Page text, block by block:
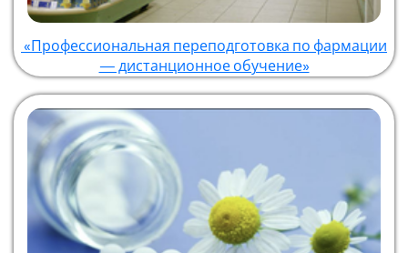
«Профессиональная переподготовка по фармации
— дистанционное обучение»